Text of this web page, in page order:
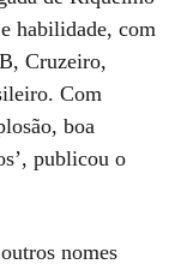
habilidade, com
Cruzeiro,
Com
boa
publicou o
nomes